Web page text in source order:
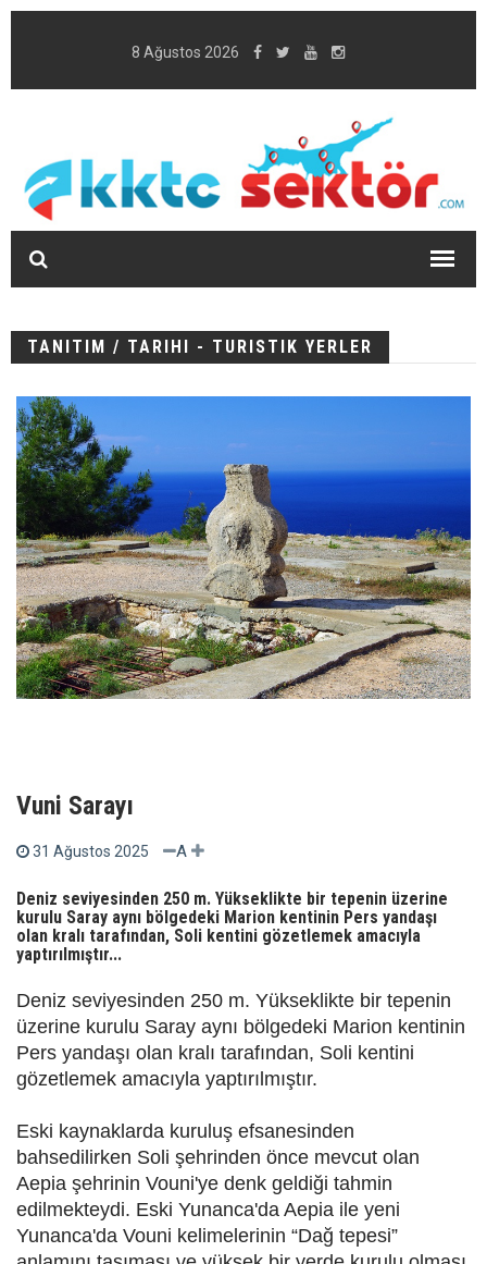
8 Ağustos 2026
TANITIM / TARIHI - TURISTIK YERLER
Vuni Sarayı
31 Ağustos 2025 A
Deniz seviyesinden 250 m. Yükseklikte bir tepenin üzerine
kurulu Saray aynı bölgedeki Marion kentinin Pers yandaşı
olan kralı tarafından, Soli kentini gözetlemek amacıyla
yaptırılmıştır...
Deniz seviyesinden 250 m. Yükseklikte bir tepenin
üzerine kurulu Saray aynı bölgedeki Marion kentinin
Pers yandaşı olan kralı tarafından, Soli kentini
gözetlemek amacıyla yaptırılmıştır.
Eski kaynaklarda kuruluş efsanesinden
bahsedilirken Soli şehrinden önce mevcut olan
Aepia şehrinin Vouni'ye denk geldiği tahmin
edilmekteydi. Eski Yunanca'da Aepia ile yeni
Yunanca'da Vouni kelimelerinin “Dağ tepesi”